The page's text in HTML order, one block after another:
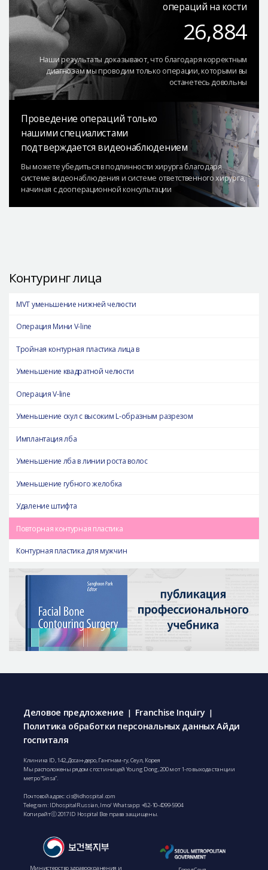
операций на кости
26,884
Наши результаты доказывают,что благодаря корректным
диагнозам мыпроводим только операции, которыми вы
останетесь довольны
Проведение операций только
нашими специалистами
подтверждается видеонаблюдением
Вы можете убедиться в подлинности хирурга благодаря
системе видеонаблюдения и системе ответственного хирурга,
начиная с дооперационной консультации
Контуринг лица
MVT уменьшение нижней челюсти
Операция Мини V-line
Тройная контурная пластика лица в
Уменьшение квадратной челюсти
Операция V-line
Уменьшение скул с высоким L-образным разрезом
Имплантация лба
Уменьшение лба в линии роста волос
Уменьшение губного желобка
Удаление штифта
Повторная контурная пластика
Контурная пластика для мужчин
Деловое предложение | Franchise Inquiry |
Политика обработки персональных данных Айди
госпиталя
Клиника ID, 142, Досан-деро, Гангнам-гу, Сеул, Корея
Мы расположены рядом с гостиницей Young Dong, 200 м от 1-го выхода станции
метро “Sinsa”.
Почтовой адрес:cis@idhospital.com
Telegram: IDhospitalRussian, Imo/ Whatsapp: +82-10-4099-5904
Копирайтⓒ 2017 ID Hospital Все права защищены.
Министерство здравоохранения и